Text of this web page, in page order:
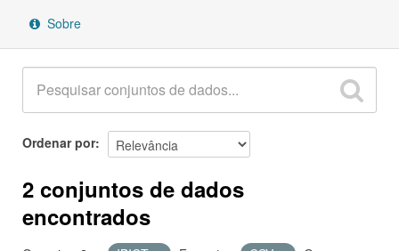
Sobre
Ordenar por
2 conjuntos de dados
encontrados